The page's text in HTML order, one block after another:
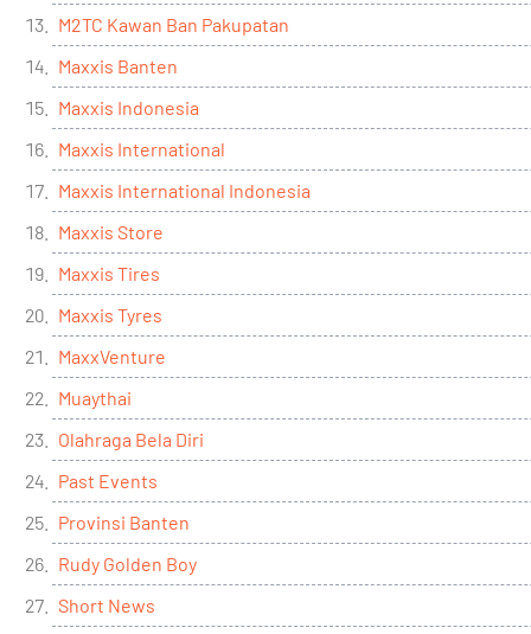
M2TC Kawan Ban Pakupatan
Maxxis Banten
Maxxis Indonesia
Maxxis International
Maxxis International Indonesia
Maxxis Store
Maxxis Tires
Maxxis Tyres
MaxxVenture
Muaythai
Olahraga Bela Diri
Past Events
Provinsi Banten
Rudy Golden Boy
Short News